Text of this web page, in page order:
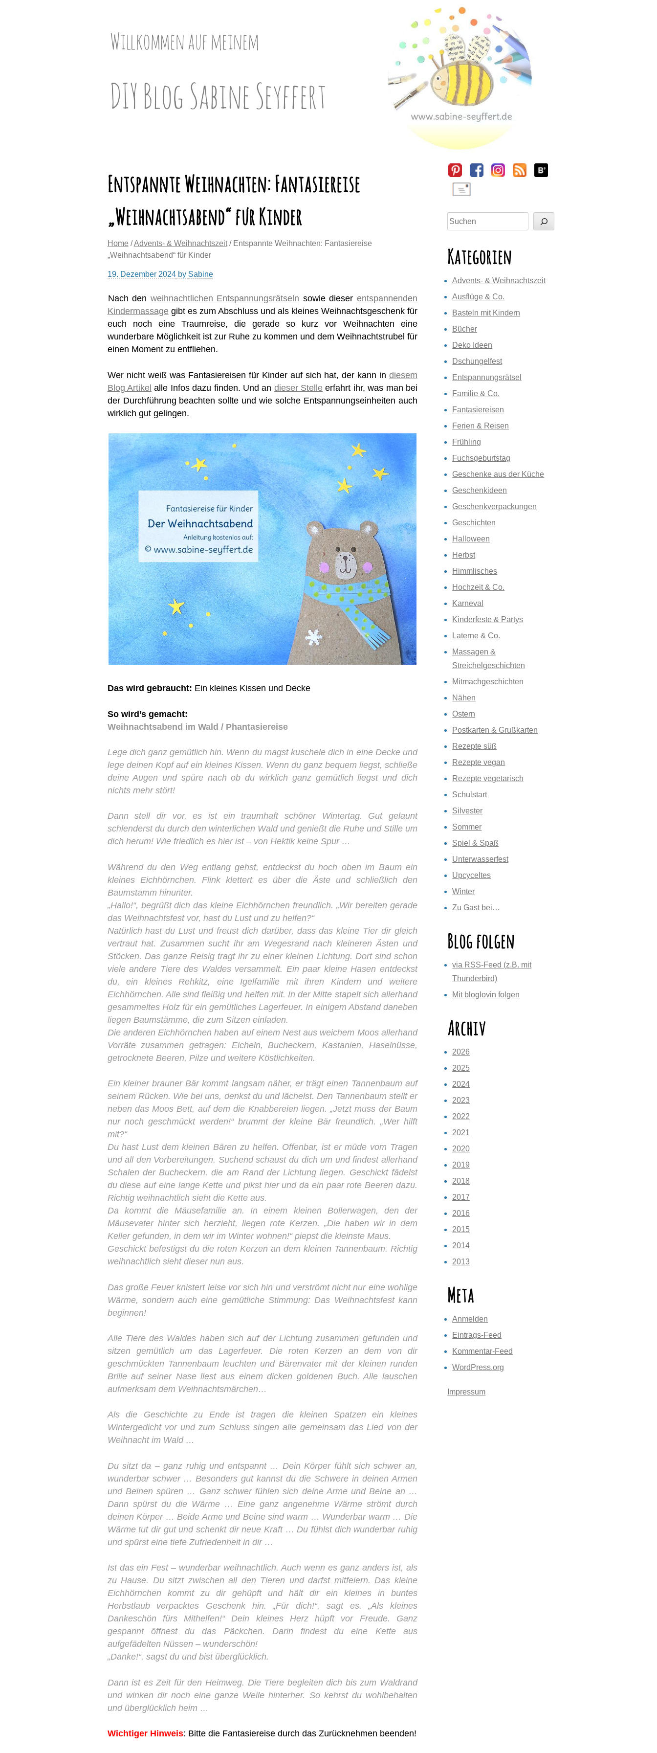
Willkommen auf meinem
DIY Blog Sabine Seyffert
Entspannte Weihnachten: Fantasiereise
„Weihnachtsabend“ für Kinder
Home /Advents- & Weihnachtszeit/ Entspannte Weihnachten: Fantasiereise
„Weihnachtsabend“ für Kinder
19. Dezember 2024by Sabine
Nach den weihnachtlichen Entspannungsrätseln sowie dieser entspannenden
Kindermassagegibt es zum Abschluss und als kleines Weihnachtsgeschenk für
euch noch eine Traumreise, die gerade so kurz vor Weihnachten eine
wunderbare Möglichkeit ist zur Ruhe zu kommen und dem Weihnachtstrubel für
einen Moment zu entfliehen.
Wer nicht weiß was Fantasiereisen für Kinder auf sich hat, der kann in diesem
Blog Artikel alle Infos dazu finden. Und an dieser Stelle erfahrt ihr, was man bei
der Durchführung beachten sollte und wie solche Entspannungseinheiten auch
wirklich gut gelingen.
Das wird gebraucht: Ein kleines Kissen und Decke
So wird’s gemacht:
Weihnachtsabend im Wald / Phantasiereise
Lege dich ganz gemütlich hin. Wenn du magst kuschele dich in eine Decke und
lege deinen Kopf auf ein kleines Kissen. Wenn du ganz bequem liegst, schließe
deine Augen und spüre nach ob du wirklich ganz gemütlich liegst und dich
nichts mehr stört!
Dann stell dir vor, es ist ein traumhaft schöner Wintertag. Gut gelaunt
schlenderst du durch den winterlichen Wald und genießt die Ruhe und Stille um
dich herum! Wie friedlich es hier ist – von Hektik keine Spur …
Während du den Weg entlang gehst, entdeckst du hoch oben im Baum ein
kleines Eichhörnchen. Flink klettert es über die Äste und schließlich den
Baumstamm hinunter.
„Hallo!“, begrüßt dich das kleine Eichhörnchen freundlich. „Wir bereiten gerade
das Weihnachtsfest vor, hast du Lust und zu helfen?“
Natürlich hast du Lust und freust dich darüber, dass das kleine Tier dir gleich
vertraut hat. Zusammen sucht ihr am Wegesrand nach kleineren Ästen und
Stöcken. Das ganze Reisig tragt ihr zu einer kleinen Lichtung. Dort sind schon
viele andere Tiere des Waldes versammelt. Ein paar kleine Hasen entdeckst
du, ein kleines Rehkitz, eine Igelfamilie mit ihren Kindern und weitere
Eichhörnchen. Alle sind fleißig und helfen mit. In der Mitte stapelt sich allerhand
gesammeltes Holz für ein gemütliches Lagerfeuer. In einigem Abstand daneben
liegen Baumstämme, die zum Sitzen einladen.
Die anderen Eichhörnchen haben auf einem Nest aus weichem Moos allerhand
Vorräte zusammen getragen: Eicheln, Bucheckern, Kastanien, Haselnüsse,
getrocknete Beeren, Pilze und weitere Köstlichkeiten.
Ein kleiner brauner Bär kommt langsam näher, er trägt einen Tannenbaum auf
seinem Rücken. Wie bei uns, denkst du und lächelst. Den Tannenbaum stellt er
neben das Moos Bett, auf dem die Knabbereien liegen. „Jetzt muss der Baum
nur noch geschmückt werden!“ brummt der kleine Bär freundlich. „Wer hilft
mit?“
Du hast Lust dem kleinen Bären zu helfen. Offenbar, ist er müde vom Tragen
und all den Vorbereitungen. Suchend schaust du dich um und findest allerhand
Schalen der Bucheckern, die am Rand der Lichtung liegen. Geschickt fädelst
du diese auf eine lange Kette und pikst hier und da ein paar rote Beeren dazu.
Richtig weihnachtlich sieht die Kette aus.
Da kommt die Mäusefamilie an. In einem kleinen Bollerwagen, den der
Mäusevater hinter sich herzieht, liegen rote Kerzen. „Die haben wir in dem
Keller gefunden, in dem wir im Winter wohnen!“ piepst die kleinste Maus.
Geschickt befestigst du die roten Kerzen an dem kleinen Tannenbaum. Richtig
weihnachtlich sieht dieser nun aus.
Das große Feuer knistert leise vor sich hin und verströmt nicht nur eine wohlige
Wärme, sondern auch eine gemütliche Stimmung: Das Weihnachtsfest kann
beginnen!
Alle Tiere des Waldes haben sich auf der Lichtung zusammen gefunden und
sitzen gemütlich um das Lagerfeuer. Die roten Kerzen an dem von dir
geschmückten Tannenbaum leuchten und Bärenvater mit der kleinen runden
Brille auf seiner Nase liest aus einem dicken goldenen Buch. Alle lauschen
aufmerksam dem Weihnachtsmärchen…
Als die Geschichte zu Ende ist tragen die kleinen Spatzen ein kleines
Wintergedicht vor und zum Schluss singen alle gemeinsam das Lied von der
Weihnacht im Wald …
Du sitzt da – ganz ruhig und entspannt … Dein Körper fühlt sich schwer an,
wunderbar schwer … Besonders gut kannst du die Schwere in deinen Armen
und Beinen spüren … Ganz schwer fühlen sich deine Arme und Beine an …
Dann spürst du die Wärme … Eine ganz angenehme Wärme strömt durch
deinen Körper … Beide Arme und Beine sind warm … Wunderbar warm … Die
Wärme tut dir gut und schenkt dir neue Kraft … Du fühlst dich wunderbar ruhig
und spürst eine tiefe Zufriedenheit in dir …
Ist das ein Fest – wunderbar weihnachtlich. Auch wenn es ganz anders ist, als
zu Hause. Du sitzt zwischen all den Tieren und darfst mitfeiern. Das kleine
Eichhörnchen kommt zu dir gehüpft und hält dir ein kleines in buntes
Herbstlaub verpacktes Geschenk hin. „Für dich!“, sagt es. „Als kleines
Dankeschön fürs Mithelfen!“ Dein kleines Herz hüpft vor Freude. Ganz
gespannt öffnest du das Päckchen. Darin findest du eine Kette aus
aufgefädelten Nüssen – wunderschön!
„Danke!“, sagst du und bist überglücklich.
Dann ist es Zeit für den Heimweg. Die Tiere begleiten dich bis zum Waldrand
und winken dir noch eine ganze Weile hinterher. So kehrst du wohlbehalten
und überglücklich heim …
Wichtiger Hinweis: Bitte die Fantasiereise durch das Zurücknehmen beenden!
Sidebar
Suchen
Kategorien
Advents- & Weihnachtszeit
Ausflüge & Co.
Basteln mit Kindern
Bücher
Deko Ideen
Dschungelfest
Entspannungsrätsel
Familie & Co.
Fantasiereisen
Ferien & Reisen
Frühling
Fuchsgeburtstag
Geschenke aus der Küche
Geschenkideen
Geschenkverpackungen
Geschichten
Halloween
Herbst
Himmlisches
Hochzeit & Co.
Karneval
Kinderfeste & Partys
Laterne & Co.
Massagen &
Streichelgeschichten
Mitmachgeschichten
Nähen
Ostern
Postkarten & Grußkarten
Rezepte süß
Rezepte vegan
Rezepte vegetarisch
Schulstart
Silvester
Sommer
Spiel & Spaß
Unterwasserfest
Upcyceltes
Winter
Zu Gast bei…
Blog folgen
via RSS-Feed (z.B. mit
Thunderbird)
Mit bloglovin folgen
Archiv
2026
2025
2024
2023
2022
2021
2020
2019
2018
2017
2016
2015
2014
2013
Meta
Anmelden
Eintrags-Feed
Kommentar-Feed
WordPress.org
Impressum